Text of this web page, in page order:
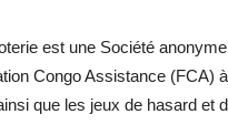
est une Société
Congo Assistance (FCA)
que les jeux de hasard et